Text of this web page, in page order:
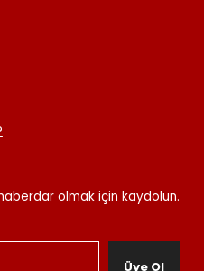
olmak için kaydolun.
Üye Ol